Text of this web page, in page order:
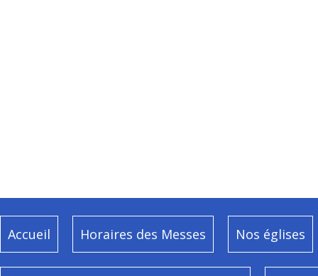
Accueil Horaires des Messes Nos églises